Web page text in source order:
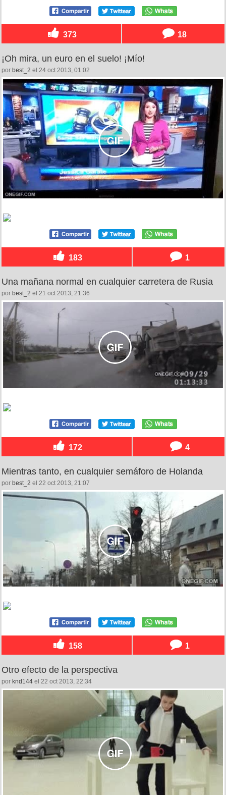
373 18
¡Oh mira, un euro en el suelo! ¡Mío!
por best_2 el 24 oct 2013, 01:02
183 1
Una mañana normal en cualquier carretera de Rusia
por best_2 el 21 oct 2013, 21:36
172 4
Mientras tanto, en cualquier semáforo de Holanda
por best_2 el 22 oct 2013, 21:07
158 1
Otro efecto de la perspectiva
por knd144 el 22 oct 2013, 22:34